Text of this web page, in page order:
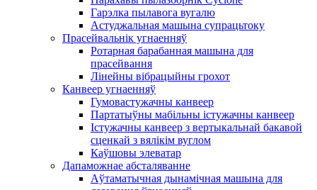
Гарэлка пылавога вугалю
Астуджальная машына супрацьтоку
Прасейвальнік угнаенняў
Ротарная барабанная машына для
прасейвання
Лінейны вібрацыйны грохот
Канвеер угнаенняў
Гумовастужачны канвеер
Партатыўны мабільны істужачны канвеер
Істужачны канвеер з вертыкальнай бакавой
сценкай з вялікім вуглом
Каўшовы элеватар
Дапаможнае абсталяванне
Аўтаматычная дынамічная машына для